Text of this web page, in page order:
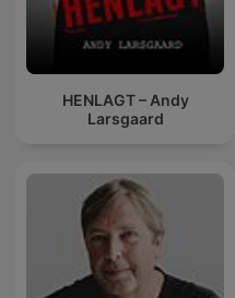
HENLAGT – Andy
Larsgaard